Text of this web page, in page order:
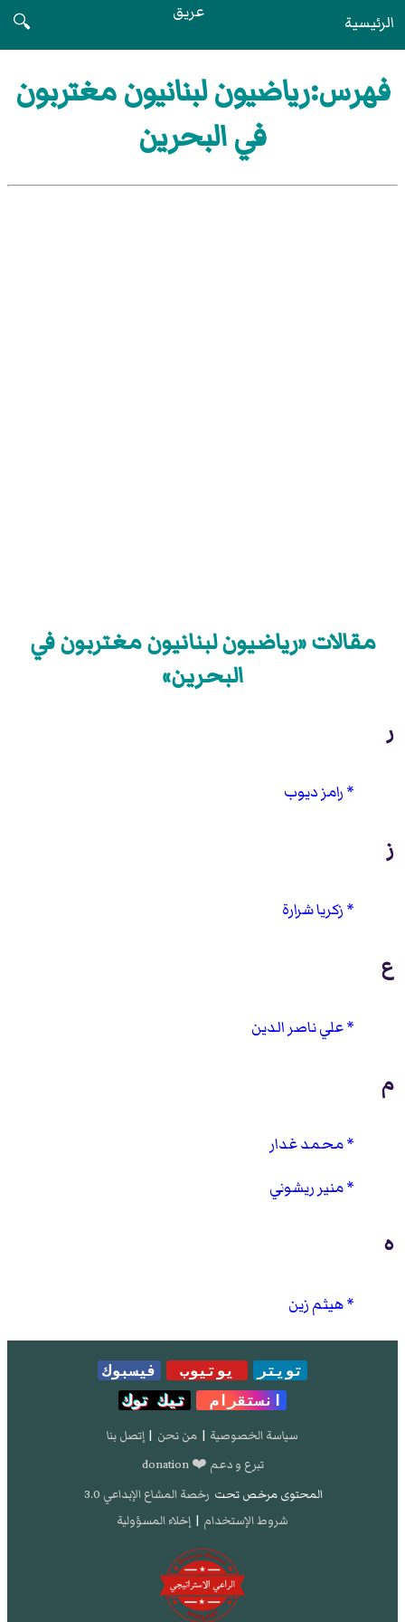
الرئيسية عريق
🔍
فهرس:رياضيون لبنانيون مغتربون
في البحرين
مقالات «رياضيون لبنانيون مغتربون في
البحرين»
ر
رامز ديوب
ز
زكريا شرارة
ع
علي ناصر الدين
م
محمد غدار
منير ريشوني
ه
هيثم زين
تويتر يوتيوب
فيسبوك
انستقرام
تيك توك
سياسة الخصوصية | من نحن | إتصل بنا
تبرع و دعم ❤️ donation
المحتوى مرخص تحت رخصة المشاع الإبداعي 3.0
شروط الإستخدام | إخلاء المسؤولية